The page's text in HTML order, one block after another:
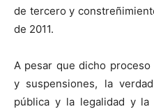
de tercero y
de 2011.
A pesar que dicho
y suspensiones, la
pública y la legalidad y la